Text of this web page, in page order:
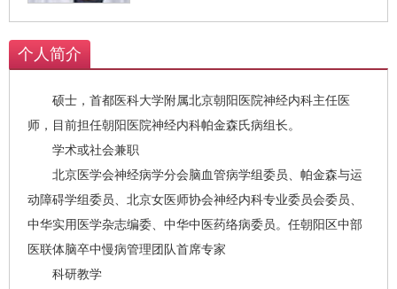
个人简介
硕士，首都医科大学附属北京朝阳医院神经内科主任医
师，目前担任朝阳医院神经内科帕金森氏病组长。
学术或社会兼职
北京医学会神经病学分会脑血管病学组委员、帕金森与运
动障碍学组委员、北京女医师协会神经内科专业委员会委员、
中华实用医学杂志编委、中华中医药络病委员。任朝阳区中部
医联体脑卒中慢病管理团队首席专家
科研教学